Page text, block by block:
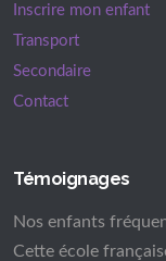
Inscrire mon enfant
Transport
Secondaire
Contact
Témoignages
Nos enfants
Cette école